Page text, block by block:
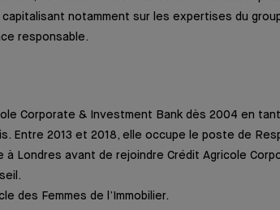
notamment sur les expertises du
responsable.
Corporate & Investment Bank dès 2004 en
Entre 2013 et 2018, elle occupe le poste de
à Londres avant de rejoindre Crédit Agricole
des Femmes de l’Immobilier.